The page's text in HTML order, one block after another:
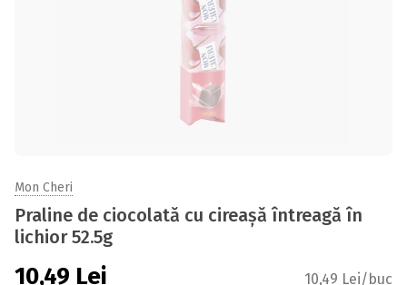
Mon Cheri
Praline de ciocolată cu cireașă întreagă în
lichior 52.5g
10,49 Lei 10,49 Lei/buc